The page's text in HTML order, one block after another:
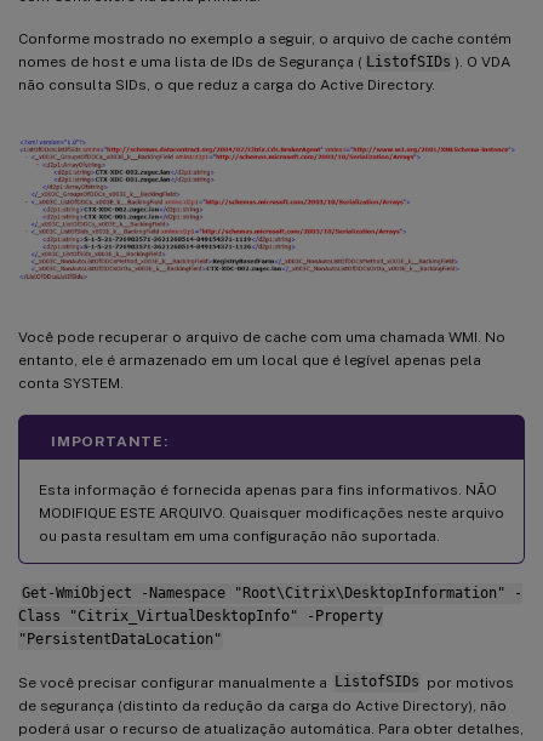
Conforme mostrado no exemplo a seguir, o arquivo de cache contém
nomes de host e uma lista de IDs de Segurança ( ListofSIDs ). O VDA
não consulta SIDs, o que reduz a carga do Active Directory.
Você pode recuperar o arquivo de cache com uma chamada WMI. No
entanto, ele é armazenado em um local que é legível apenas pela
conta SYSTEM.
IMPORTANTE:
Esta informação é fornecida apenas para fins informativos. NÃO
MODIFIQUE ESTE ARQUIVO. Quaisquer modificações neste arquivo
ou pasta resultam em uma configuração não suportada.
Get-WmiObject -Namespace "Root\Citrix\DesktopInformation" -
Class "Citrix_VirtualDesktopInfo" -Property
"PersistentDataLocation"
Se você precisar configurar manualmente a ListofSIDs por motivos
de segurança (distinto da redução da carga do Active Directory), não
poderá usar o recurso de atualização automática. Para obter detalhes,